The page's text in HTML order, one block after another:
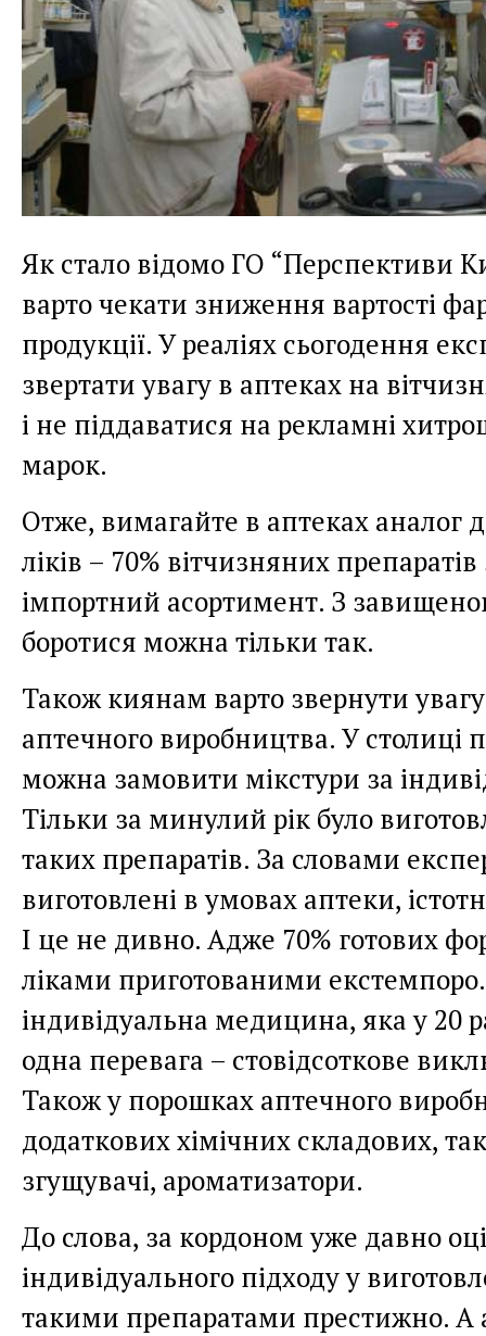
Як стало відомо ГО “Перспективи
варто чекати зниження вартості
продукції. У реаліях сьогодення
звертати увагу в аптеках на
і не піддаватися на рекламні
марок.
Отже, вимагайте в аптеках аналог
ліків – 70% вітчизняних
імпортний асортимент. З
боротися можна тільки так.
Також киянам варто звернути
аптечного виробництва. У столиці
можна замовити мікстури за
Тільки за минулий рік було
таких препаратів. За словами
виготовлені в умовах аптеки,
І це не дивно. Адже 70% готових
ліками приготованими
індивідуальна медицина, яка у 20
одна перевага – стовідсоткове
Також у порошках аптечного
додаткових хімічних складових,
згущувачі, ароматизатори.
До слова, за кордоном уже давно
індивідуального підходу у
такими препаратами престижно. А